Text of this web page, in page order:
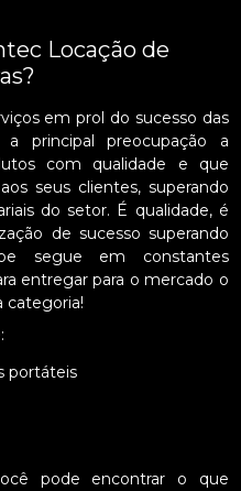
Locação de
em prol do sucesso das
a principal preocupação a
com qualidade e que
seus clientes, superando
do setor. É qualidade, é
de sucesso superando
segue em constantes
entregar para o mercado o
categoria!
portáteis
pode encontrar o que